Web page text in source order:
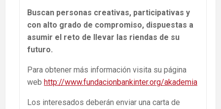
Buscan personas creativas, participativas y
con alto grado de compromiso, dispuestas a
asumir el reto de llevar las riendas de su
futuro.
Para obtener más información visita su página
web http://www.fundacionbankinter.org/akademia
Los interesados deberán enviar una carta de